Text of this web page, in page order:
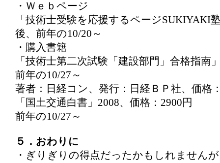
・Ｗｅｂページ
「技術士受験を応援するページSUKIYAKI
後、前年の10/20～
・購入書籍
「技術士第二次試験「建設部門」合格指
前年の10/27～
著者：日経コン、発行：日経ＢＰ社、価格
「国土交通白書」2008、価格：2900
前年の10/27～
５．おわりに
・ぎりぎりの得点だったかもしれません